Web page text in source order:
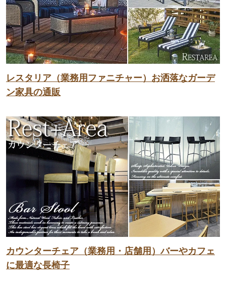
レスタリア（業務用ファニチャー）お洒落なガーデ
ン家具の通販
カウンターチェア（業務用・店舗用）バーやカフェ
に最適な長椅子